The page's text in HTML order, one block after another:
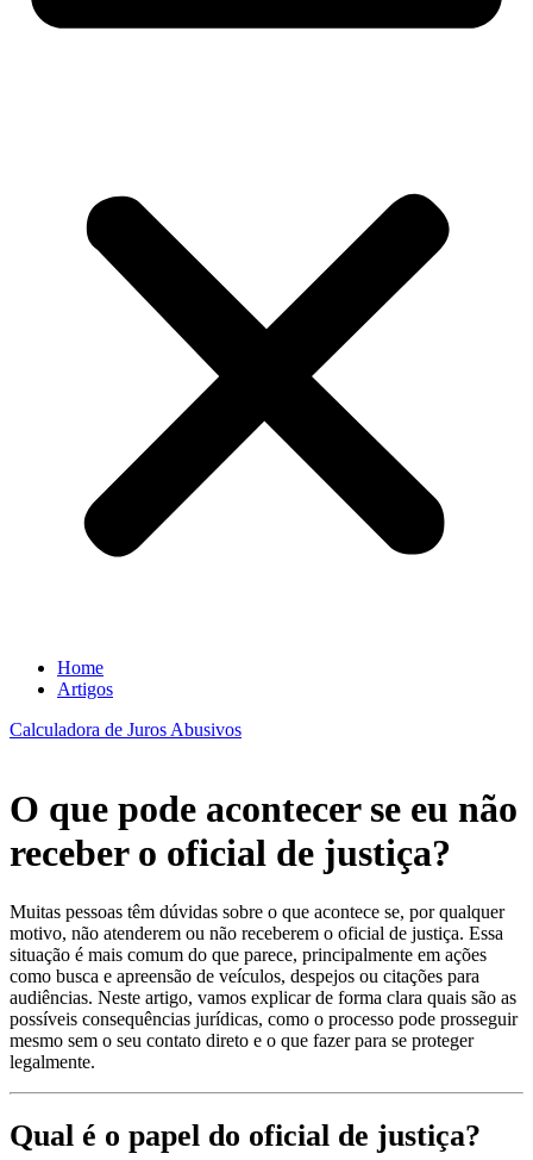
Home
Artigos
Calculadora de Juros Abusivos
O que pode acontecer se eu não
receber o oficial de justiça?
Muitas pessoas têm dúvidas sobre o que acontece se, por qualquer
motivo, não atenderem ou não receberem o oficial de justiça. Essa
situação é mais comum do que parece, principalmente em ações
como busca e apreensão de veículos, despejos ou citações para
audiências. Neste artigo, vamos explicar de forma clara quais são as
possíveis consequências jurídicas, como o processo pode prosseguir
mesmo sem o seu contato direto e o que fazer para se proteger
legalmente.
Qual é o papel do oficial de justiça?